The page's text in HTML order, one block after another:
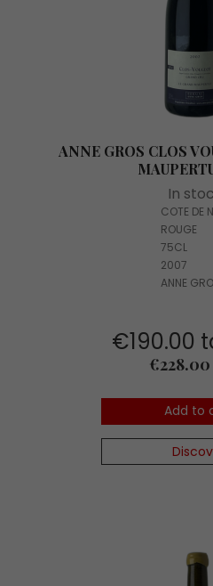
ANNE GROS CLOS
In
COTE DE
ROUGE
75CL
2007
ANNE
€190.00
Price
Add to